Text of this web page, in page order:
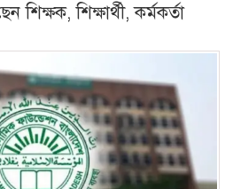
শিক্ষক, শিক্ষার্থী, কর্মকর্তা